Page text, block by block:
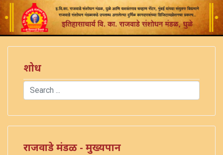
शोध
Search
राजवाडे मंडळ - मुख्यपान